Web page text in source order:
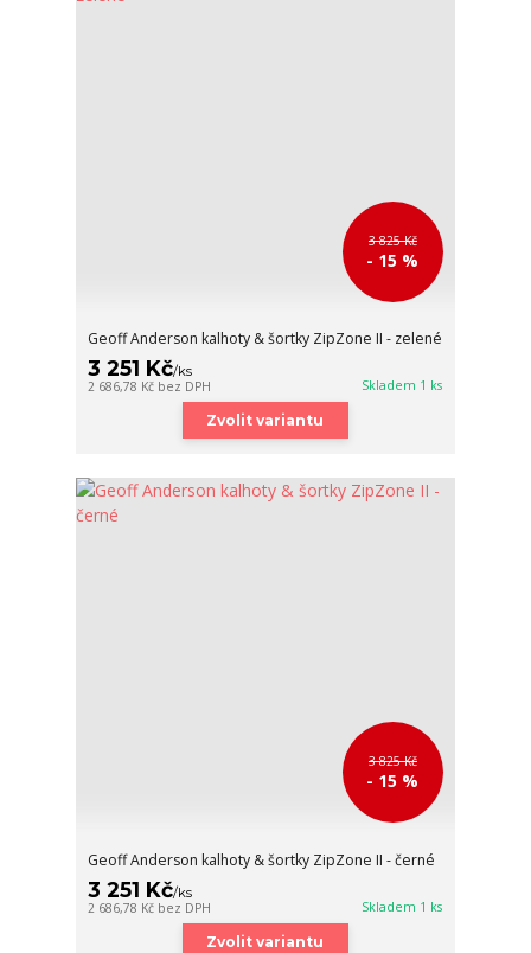
3 825 Kč
- 15 %
Geoff Anderson kalhoty & šortky ZipZone II - zelené
3 251 Kč/ks
2 686,78 Kč bez DPH Skladem 1 ks
Zvolit variantu
3 825 Kč
- 15 %
Geoff Anderson kalhoty & šortky ZipZone II - černé
3 251 Kč/ks
2 686,78 Kč bez DPH Skladem 1 ks
Zvolit variantu